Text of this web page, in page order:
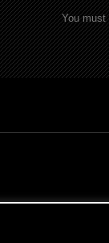
You
This website uses